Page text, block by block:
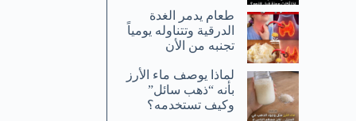
طعام يدمر الغدة
الدرقية وتتناوله يومياً
تجنبه من الأن
لماذا يوصف ماء الأرز
بأنه “ذهب سائل”
وكيف تستخدمه؟